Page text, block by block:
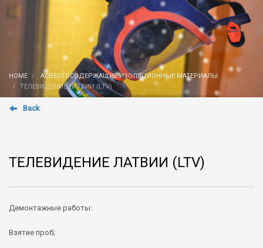
HOME
АСБЕСТОСОДЕРЖАЩИЕ ИЗОЛЯЦИОННЫЕ МАТЕРИАЛЫ
ТЕЛЕВИДЕНИЕ ЛАТВИИ (LTV)
Back
ТЕЛЕВИДЕНИЕ ЛАТВИИ (LTV)
Демонтажные работы:
Взятие проб;